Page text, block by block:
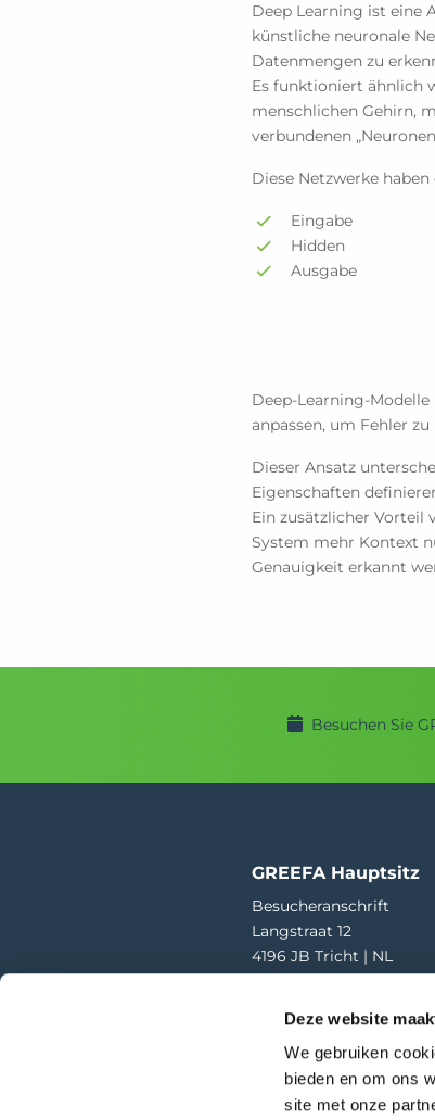
Deze website
We gebruiken
bieden en om ons
site met onze
Deep Learning ist eine
künstliche neuronale
Datenmengen zu
Es funktioniert ähnlich
menschlichen Gehirn,
verbundenen
Diese Netzwerke
Eingabe
Hidden
Ausgabe
Deep-Learning-
anpassen, um Fehler
Dieser Ansatz
Eigenschaften
Ein zusätzlicher Vorteil
System mehr Kontext
Genauigkeit erkannt
Besuchen Sie
GREEFA Hauptsitz
Besucheranschrift
Langstraat 12
4196 JB Tricht | NL
info@greefa.com
Handelskammer (NL):
USt-IdNr.: